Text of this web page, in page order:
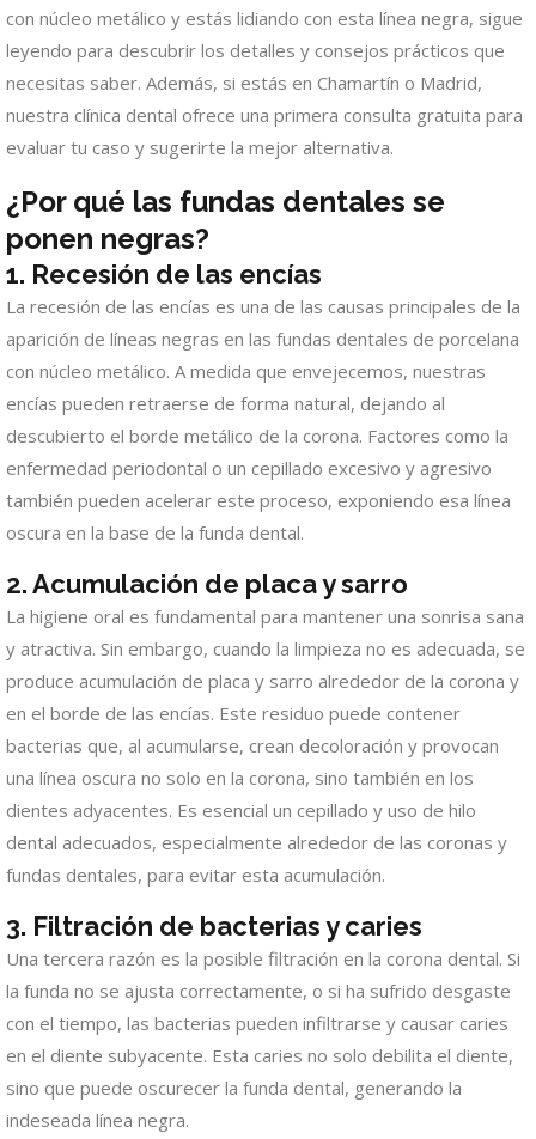
con núcleo metálico y estás lidiando con esta línea negra, sigue
leyendo para descubrir los detalles y consejos prácticos que
necesitas saber. Además, si estás en Chamartín o Madrid,
nuestra clínica dental ofrece una primera consulta gratuita para
evaluar tu caso y sugerirte la mejor alternativa.
¿Por qué las fundas dentales se
ponen negras?
1. Recesión de las encías
La recesión de las encías es una de las causas principales de la
aparición de líneas negras en las fundas dentales de porcelana
con núcleo metálico. A medida que envejecemos, nuestras
encías pueden retraerse de forma natural, dejando al
descubierto el borde metálico de la corona. Factores como la
enfermedad periodontal o un cepillado excesivo y agresivo
también pueden acelerar este proceso, exponiendo esa línea
oscura en la base de la funda dental.
2. Acumulación de placa y sarro
La higiene oral es fundamental para mantener una sonrisa sana
y atractiva. Sin embargo, cuando la limpieza no es adecuada, se
produce acumulación de placa y sarro alrededor de la corona y
en el borde de las encías. Este residuo puede contener
bacterias que, al acumularse, crean decoloración y provocan
una línea oscura no solo en la corona, sino también en los
dientes adyacentes. Es esencial un cepillado y uso de hilo
dental adecuados, especialmente alrededor de las coronas y
fundas dentales, para evitar esta acumulación.
3. Filtración de bacterias y caries
Una tercera razón es la posible filtración en la corona dental. Si
la funda no se ajusta correctamente, o si ha sufrido desgaste
con el tiempo, las bacterias pueden infiltrarse y causar caries
en el diente subyacente. Esta caries no solo debilita el diente,
sino que puede oscurecer la funda dental, generando la
indeseada línea negra.